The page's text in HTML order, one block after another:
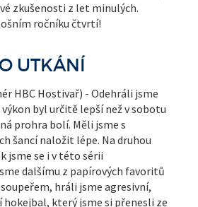
zkušenosti z let minulých.
ročníku čtvrtí!
UTKÁNÍ
HBC Hostivař) - Odehráli jsme
byl určitě lepší než v sobotu
prohra bolí. Měli jsme s
šancí naložit lépe. Na druhou
jsme se i v této sérii
dalšímu z papírových favoritů
hráli jsme agresivní,
hokejbal, který jsme si přenesli ze